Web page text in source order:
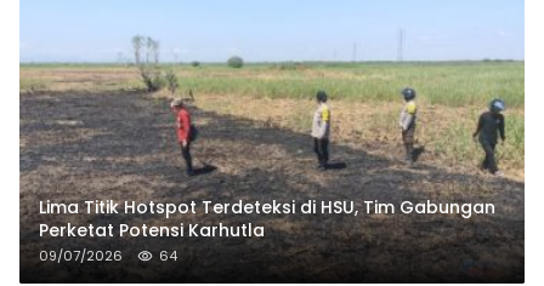
Lima Titik Hotspot Terdeteksi di HSU, Tim Gabungan
Perketat Potensi Karhutla
09/07/2026 64